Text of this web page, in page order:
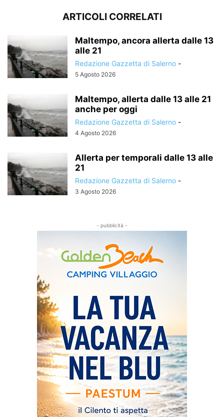
ARTICOLI CORRELATI
Maltempo, ancora allerta dalle 13
alle 21
Redazione Gazzetta di Salerno -
5 Agosto 2026
Maltempo, allerta dalle 13 alle 21
anche per oggi
Redazione Gazzetta di Salerno -
4 Agosto 2026
Allerta per temporali dalle 13 alle
21
Redazione Gazzetta di Salerno -
3 Agosto 2026
- pubblicità -